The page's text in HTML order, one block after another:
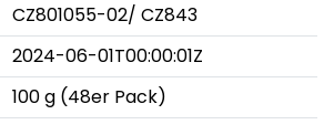
CZ801055-02/ CZ843
2024-06-01T00:00:01Z
100 g (48er Pack)